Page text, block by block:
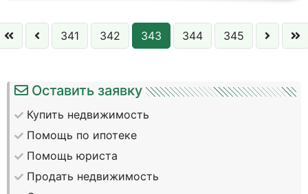
341 342 343 344 345
Оставить заявку
Купить недвижимость
Помощь по ипотеке
Помощь юриста
Продать недвижимость